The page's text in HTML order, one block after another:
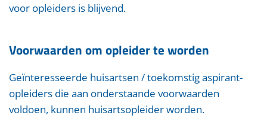
voor opleiders is blijvend.
Voorwaarden om opleider te worden
Geïnteresseerde huisartsen / toekomstig aspirant-
opleiders die aan onderstaande voorwaarden
voldoen, kunnen huisartsopleider worden.